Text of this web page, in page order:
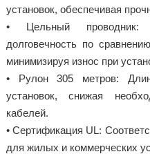
установок, обеспечивая
• Цельный проводник:
долговечность по
минимизируя износ при
• Рулон 305 метров:
установок, снижая
кабелей.
• Сертификация UL:
для жилых и коммерческих